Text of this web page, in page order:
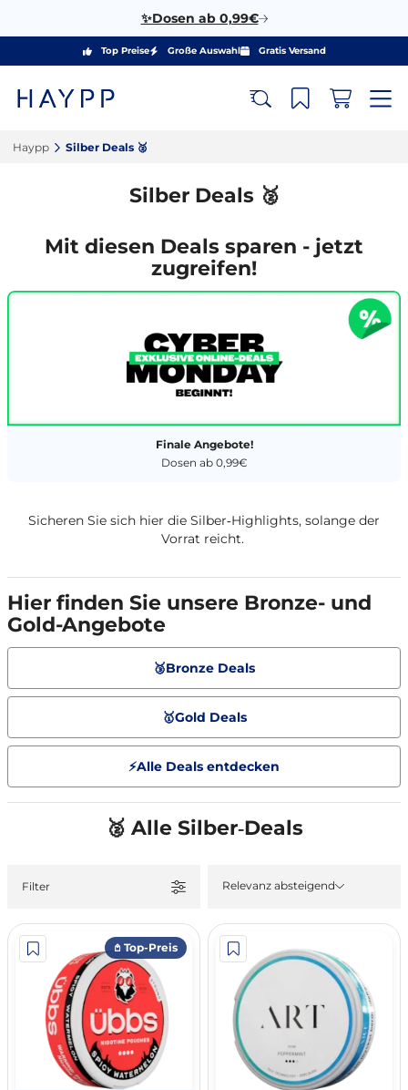
✨Dosen ab 0,99€
Top Preise Große Auswahl Gratis Versand
Haypp‎ Silber Deals 🥈‎
Silber Deals 🥈
Mit diesen Deals sparen - jetzt
zugreifen!
Finale Angebote!
Dosen ab 0,99€
Sicheren Sie sich hier die Silber‑Highlights, solange der
Vorrat reicht.
Hier finden Sie unsere Bronze- und
Gold-Angebote
🥉Bronze Deals
🥇Gold Deals
⚡Alle Deals entdecken
🥈 Alle Silber‑Deals
Filter Relevanz absteigend
𖤘 Top-Preis